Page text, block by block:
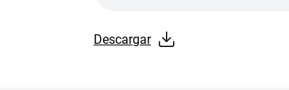
Descargar